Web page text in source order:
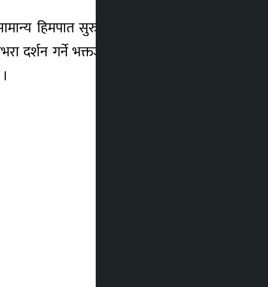
हिमपात सुरु भएको हो । पाभीभरा धाम
दर्शन गर्ने भक्तजनलाई आफ्नो स्वास्थ्यलाई